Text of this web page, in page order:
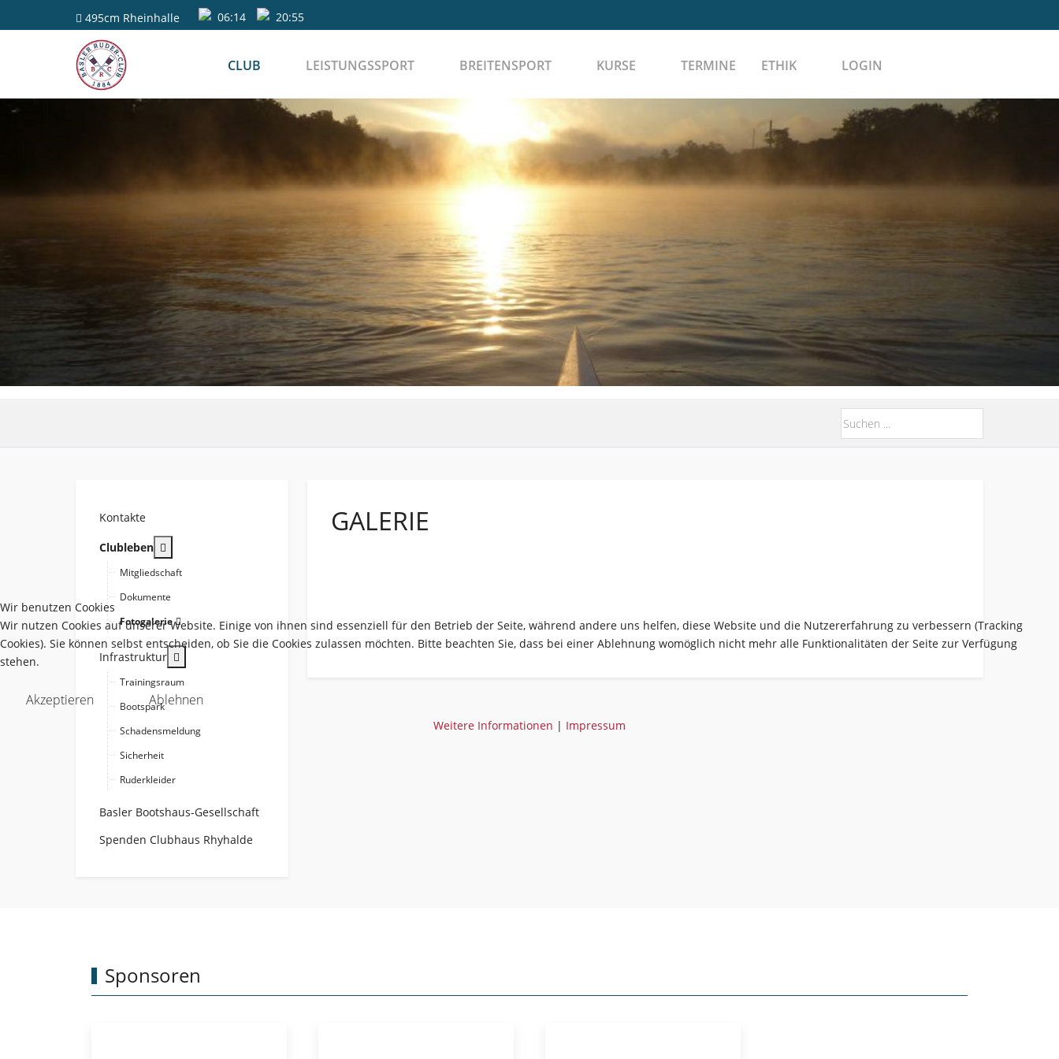
495cm Rheinhalle 06:14 20:55
CLUB LEISTUNGSSPORT BREITENSPORT KURSE TERMINE ETHIK LOGIN
Kontakte
Clubleben
Mitgliedschaft
Dokumente
Fotogalerie
Infrastruktur
Trainingsraum
Bootspark
Schadensmeldung
Sicherheit
Ruderkleider
Basler Bootshaus-Gesellschaft
Spenden Clubhaus Rhyhalde
GALERIE
Sponsoren
Wir benutzen Cookies
Wir nutzen Cookies auf unserer Website. Einige von ihnen sind essenziell für den Betrieb der Seite, während andere uns helfen, diese Website und die Nutzererfahrung zu verbessern (Tracking
Cookies). Sie können selbst entscheiden, ob Sie die Cookies zulassen möchten. Bitte beachten Sie, dass bei einer Ablehnung womöglich nicht mehr alle Funktionalitäten der Seite zur Verfügung
stehen.
Akzeptieren Ablehnen
Weitere Informationen | Impressum